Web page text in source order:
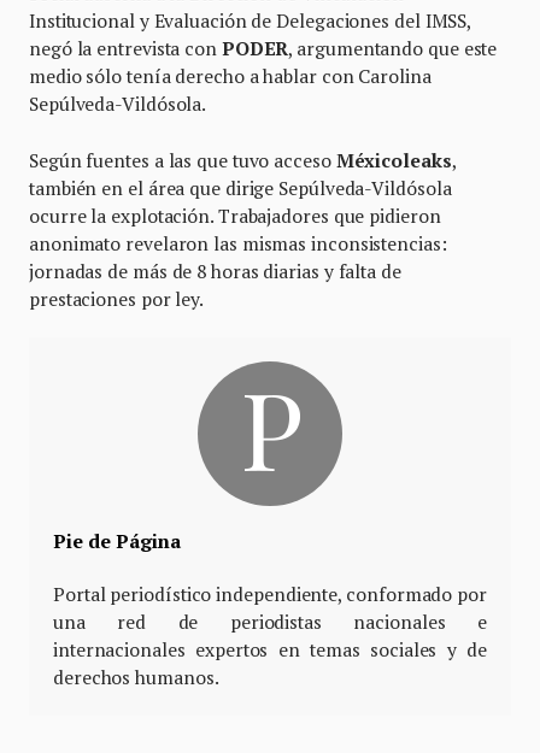
Institucional y Evaluación de Delegaciones del IMSS,
negó la entrevista con PODER, argumentando que este
medio sólo tenía derecho a hablar con Carolina
Sepúlveda-Vildósola.
Según fuentes a las que tuvo acceso Méxicoleaks,
también en el área que dirige Sepúlveda-Vildósola
ocurre la explotación. Trabajadores que pidieron
anonimato revelaron las mismas inconsistencias:
jornadas de más de 8 horas diarias y falta de
prestaciones por ley.
Pie de Página
Portal periodístico independiente, conformado por
una red de periodistas nacionales e
internacionales expertos en temas sociales y de
derechos humanos.